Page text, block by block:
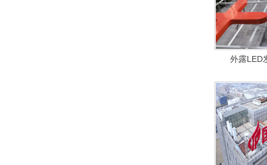
外露LED